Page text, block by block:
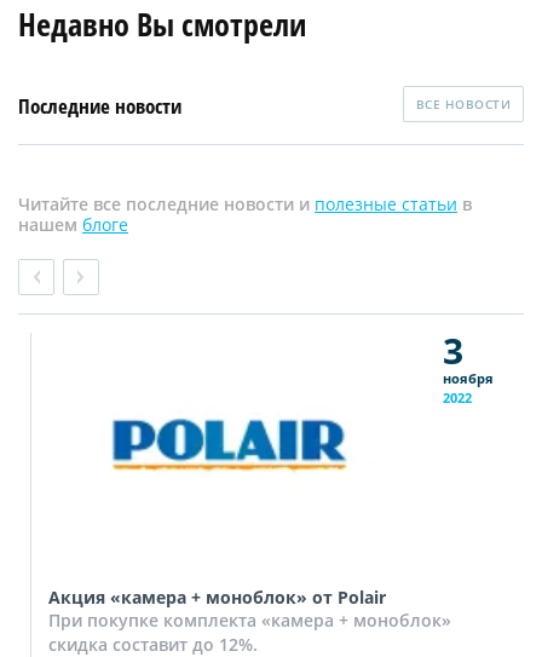
Недавно Вы смотрели
Последние новости ВСЕ НОВОСТИ
Читайте все последние новости и полезные статьи в
нашем блоге
3
ноября
2022
Акция «камера + моноблок» от Polair
При покупке комплекта «камера + моноблок»
скидка составит до 12%.